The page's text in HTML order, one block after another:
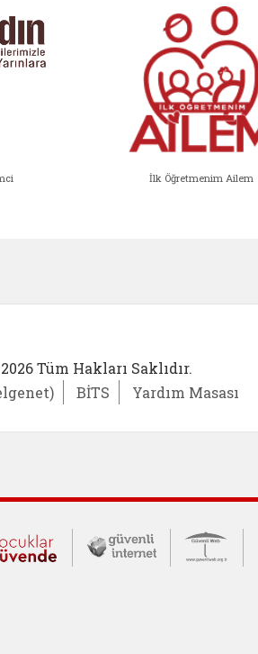
İlk Öğretmenim Ailem
Tüm Hakları Saklıdır.
BİTS Yardım Masası
İletişim Merkezi
Çocuklar Güvende (yeni
Güvenli